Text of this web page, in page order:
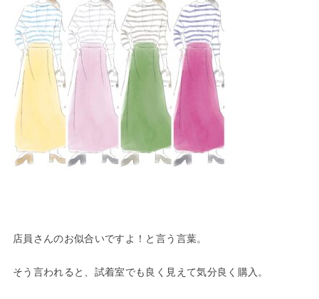
店員さんのお似合いですよ！と言う言葉。
そう言われると、試着室でも良く見えて気分良く購入。